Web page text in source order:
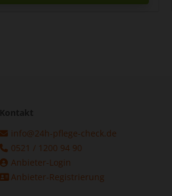
Kontakt
info@24h-pflege-check.de
0521 / 1200 94 90
Anbieter-Login
Anbieter-Registrierung